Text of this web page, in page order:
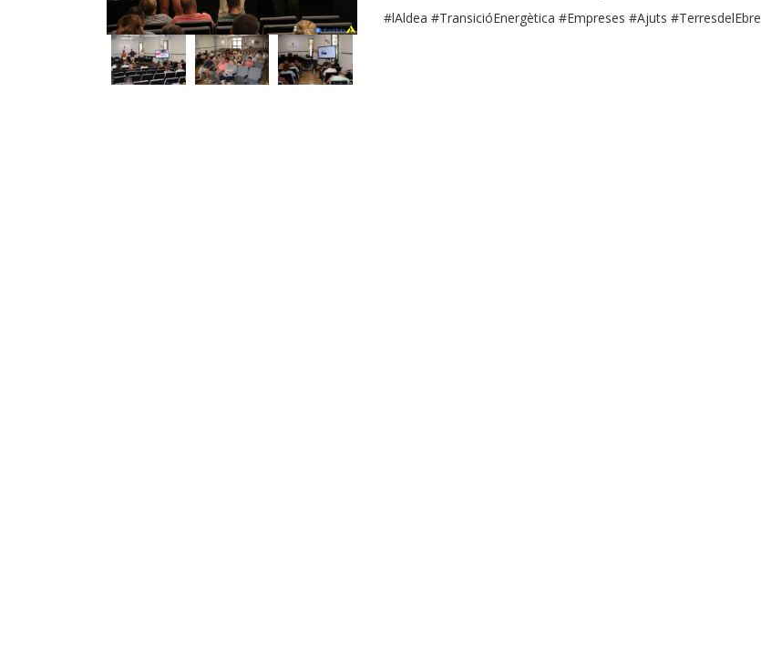
#lAldea #TransicióEnergètica #Empreses #Ajuts #TerresdelEbre